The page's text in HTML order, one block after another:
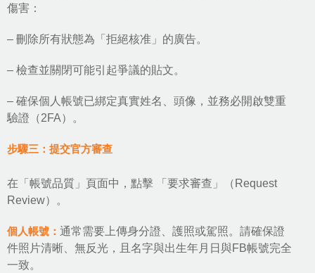
傷害：
– 刪除所有狀態為「拒絕核准」的廣告。
– 檢查並關閉可能引起爭議的貼文。
– 確保個人帳號已綁定真實姓名、頭像，並務必開啟雙重
驗證（2FA）。
步驟三：提交官方審查
在「帳號品質」頁面中，點擊 「要求審查」（Request
Review）。
個人帳號： 通常需要上傳身分證、護照或駕照。請確保證
件照片清晰、無反光，且名字與出生年月日與FB帳號完全
一致。